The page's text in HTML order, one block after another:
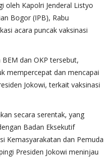
oleh Kapolri Jenderal Listyo
Bogor (IPB), Rabu
acara puncak vaksinasi
dan OKP tersebut,
mempercepat dan mencapai
Jokowi, terkait vaksinasi
secara serentak, yang
Badan Eksekutif
Kemasyarakatan dan Pemuda
Presiden Jokowi meninjau